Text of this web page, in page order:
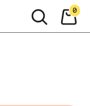
0